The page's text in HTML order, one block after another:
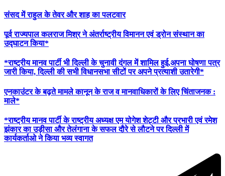
संसद में राहुल के तेवर और शाह का पलटवार
पूर्व राज्यपाल कलराज मिश्र ने अंतर्राष्ट्रीय विमानन एवं ड्रोन संस्थान का
उद्घाटन किया*
*राष्ट्रीय मानव पार्टी भी दिल्ली के चुनावी दंगल में शामिल हुई,अपना घोषणा पत्र
जारी किया, दिल्ली की सभी विधानसभा सीटों पर अपने प्रत्याशी उतारेगी*
एनकाउंटर के बढ़ते मामले कानून के राज व मानवाधिकारों के लिए चिंताजनक :
माले*
*राष्ट्रीय मानव पार्टी के राष्ट्रीय अध्यक्ष एम योगेश शेट्टी और प्रभारी एवं रमेश
झंकार का उड़ीसा और तेलंगाना के सफल दौरे से लौटने पर दिल्ली में
कार्यकर्ताओ ने किया भव्य स्वागत